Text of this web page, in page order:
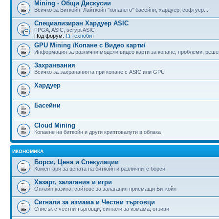
Mining - Общи Дискусии
Всичко за Биткойн, Лайткойн "копането" басейни, хардуер, софтуер...
Специализиран Хардуер ASIC
FPGA, ASIC, scrypt ASIC
Под форум:
Технобит
GPU Mining /Копане с Видео карти/
Информация за различни модели видео карти за копане, проблеми,
Захранвания
Всичко за захрананията при копане с ASIC или GPU
Хардуер
Басейни
Cloud Mining
Копаене на биткойн и други криптовалути в облака
ИКОНОМИКА
Борси, Цена и Спекулации
Коментари за цената на биткойн и различните борси
Хазарт, залагания и игри
Онлайн казина, сайтове за залагания приемащи Биткойн
Сигнали за измама и Честни търговци
Списък с честни търговци, сигнали за измама, отзиви